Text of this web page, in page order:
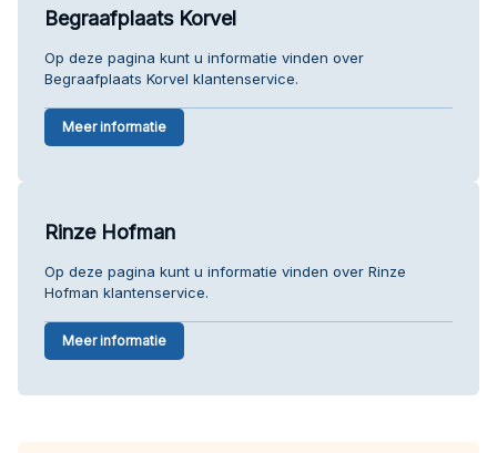
Begraafplaats Korvel
Op deze pagina kunt u informatie vinden over
Begraafplaats Korvel klantenservice.
Meer informatie
Rinze Hofman
Op deze pagina kunt u informatie vinden over Rinze
Hofman klantenservice.
Meer informatie